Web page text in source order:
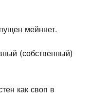
мейннет.
(собственный)
как своп в